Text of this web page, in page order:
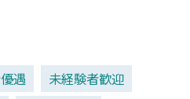
遇
未経験者歓迎